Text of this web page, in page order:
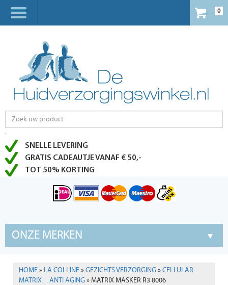
0
SNELLE LEVERING
GRATIS CADEAUTJE VANAF € 50,-
TOT 50% KORTING
ONZE MERKEN
HOME» LA COLLINE»GEZICHTS VERZORGING»CELLULAR
MATRIX . . ANTI AGING» MATRIX MASKER R3 8006